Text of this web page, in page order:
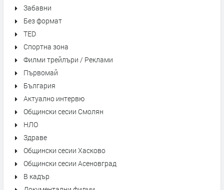
Забавни
Без формат
TED
Спортна зона
Филми трейлъри / Реклами
Първомай
България
Актуално интервю
Общински сесии Смолян
НЛО
Здраве
Общински сесии Хасково
Общински сесии Асеновград
В кадър